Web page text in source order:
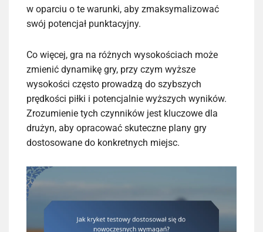
w oparciu o te warunki, aby zmaksymalizować
swój potencjał punktacyjny.
Co więcej, gra na różnych wysokościach może
zmienić dynamikę gry, przy czym wyższe
wysokości często prowadzą do szybszych
prędkości piłki i potencjalnie wyższych wyników.
Zrozumienie tych czynników jest kluczowe dla
drużyn, aby opracować skuteczne plany gry
dostosowane do konkretnych miejsc.